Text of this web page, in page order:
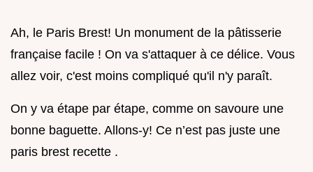
Ah, le Paris Brest! Un monument de la pâtisserie
française facile ! On va s'attaquer à ce délice. Vous
allez voir, c'est moins compliqué qu'il n'y paraît.
On y va étape par étape, comme on savoure une
bonne baguette. Allons-y! Ce n’est pas juste une
paris brest recette .